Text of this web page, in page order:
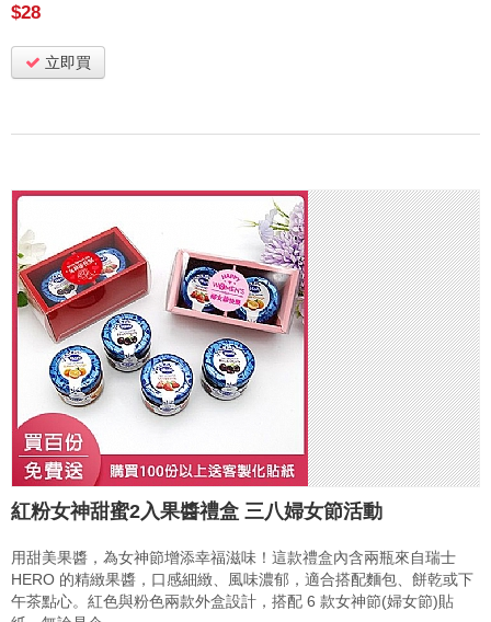
$28
立即買
紅粉女神甜蜜2入果醬禮盒 三八婦女節活動
用甜美果醬，為女神節增添幸福滋味！這款禮盒內含兩瓶來自瑞士
HERO 的精緻果醬，口感細緻、風味濃郁，適合搭配麵包、餅乾或下
午茶點心。紅色與粉色兩款外盒設計，搭配 6 款女神節(婦女節)貼